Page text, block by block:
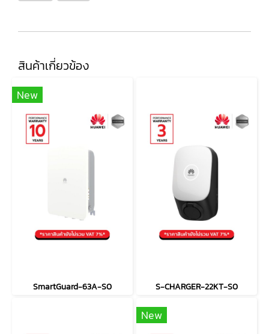
สินค้าเกี่ยวข้อง
New
SmartGuard-63A-S0 S-CHARGER-22KT-S0
New